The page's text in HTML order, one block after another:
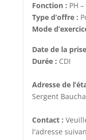
Fonction : PH
Type d’offre :
Mode
Date de la
Durée : CDI
Adresse de
Sergent
Contact :
l'adresse